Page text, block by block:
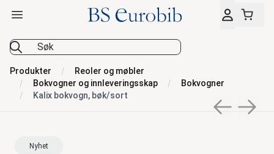
BS Eurobib
Åpne hovedmeny
Produkter
Reoler og møbler
Bokvogner og innleveringsskap
Bokvogner
Kalix bokvogn, bøk/sort
Previous
Next
Nyhet